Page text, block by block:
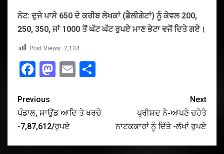
ਨੋਟ: ਦੁਜੇ ਪਾਸੇ650 ਦੇ ਕਰੀਬ ਲੇਖਕਾਂ(ਡੈਲੀਗੇਟਾਂ)ਨੂੰ ਕੇਵਲ200,
250, 350,ਜਾਂ1000 ਤੋਂ ਘੱਟ ਘੱਟ ਰੁਪਏ ਮਾਣ ਭੇਟਾ ਵਜੋਂ ਦਿਤੇ ਗਏ।
Post Views: 2,134
Facebook
Mastodon
Email
Previous
ਪੰਡਾਲ, ਸਾਉਂਡ ਆਦਿ ਤੇ ਖਰਚੇ
-7,87,612/ਰੁਪਏ
Next
ਪ੍ਰੀਸ਼ਦ ਨੇ-ਆਪਣੇ ਚਹੇਤੇ
ਨਾਟਕਕਾਰਾਂ ਨੂੰ ਦਿੱਤੇ -ਲੱਖਾਂ ਰੁਪਏ